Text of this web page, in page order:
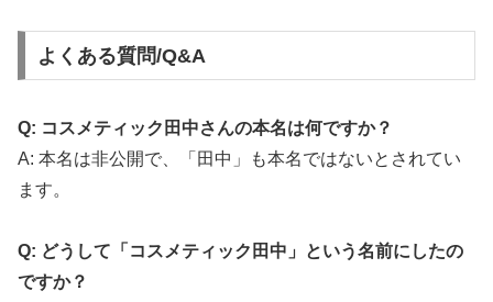
よくある質問/Q&A
Q: コスメティック田中さんの本名は何ですか？
A: 本名は非公開で、「田中」も本名ではないとされてい
ます。
Q: どうして「コスメティック田中」という名前にしたの
ですか？